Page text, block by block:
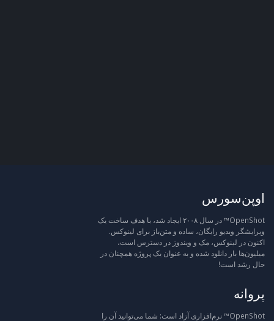
اوپن‌سورس
OpenShot™ در سال ۲۰۰۸ ایجاد شد، با هدف ساخت یک
ویرایشگر ویدیو رایگان، ساده و متن‌باز برای لینوکس.
اکنون در لینوکس، مک و ویندوز در دسترس است،
میلیون‌ها بار دانلود شده و به عنوان یک پروژه همچنان در
حال رشد است!
پروانه
OpenShot™ نرم‌افزاری آزاد است: شما می‌توانید آن را